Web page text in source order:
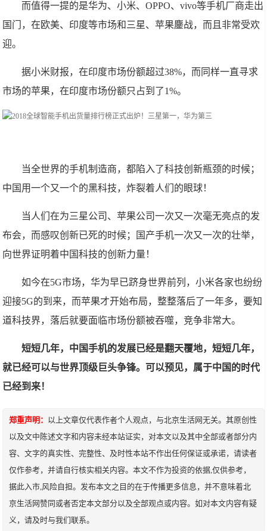
而值得一提的是华为、小米、OPPO、vivo等手机厂商走出
国门，在欧美、印度等市场和三星、苹果鏖战，而且非常受欢
迎。
据小米财报，在印度市场份额超过38%，而同样一直寻求
市场的苹果，在印度市场份额只占到了1%。
当全世界的手机制造商，都陷入了科技创新瓶颈的时候；
中国用一个又一个的黑科技，炸裂着人们的眼球！
当人们在为三星公司、苹果公司一次又一次毫无亮点的发
布会，而感叹创新已死的时候；国产手机一次又一次的壮举，
向世界证明着中国科技的创新力量！
如今在5G市场，华为早已跻身世界前列，小米各家也纷纷
迎接5G的到来，而苹果才开始布局，整整落后了一年多，要知
道科技界，落后就要面临市场份额被吞噬，竞争非常大。
短短几年，中国手机的发展已经是翻天覆地，短短几年，
就已经可以与世界顶级巨头争锋。可以预见，属于中国的时代
已经到来！
郑重声明： 以上文章仅代表作者个人观点，与北京生活网无关。其原创性
以及文中陈述文字和内容未经本站证实，对本文以及其中全部或者部分内
容、文字的真实性、完整性、及时性本站不作出任何保证或承诺，请读者
仅作参考，并请自行核实相关内容。本文不作为投资的依据,仅供参考，
据此入市,风险自担。发布本文之目的在于传播更多信息，并不意味着北
京生活网赞同或者否定本文部分以及全部观点或内容。如对本文内容有疑
义，请及时与我们联系。